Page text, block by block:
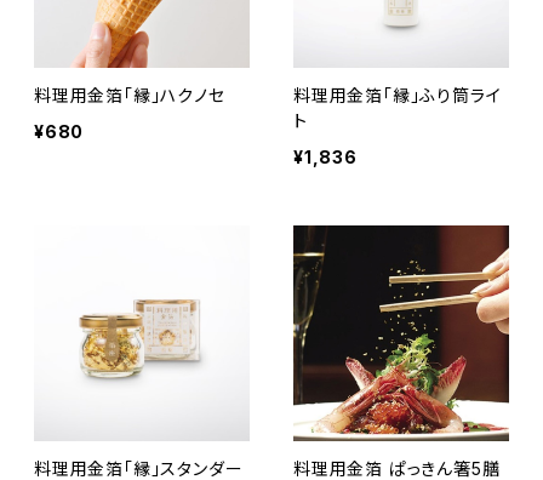
料理用金箔「縁」ハクノセ
¥680
料理用金箔「縁」ふり筒ライ
ト
¥1,836
料理用金箔「縁」スタンダー
料理用金箔 ぱっきん箸5膳